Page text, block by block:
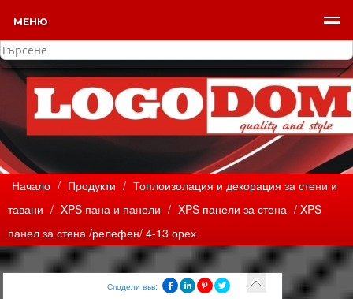
МЕНЮ
Начало / Продукти / Топлоизолация и декорация за стени и
тавани / XPS пана и панели / XPS панели за стена / XPS
панел за стена /релефен/ 4-13 орех
Сподели във: